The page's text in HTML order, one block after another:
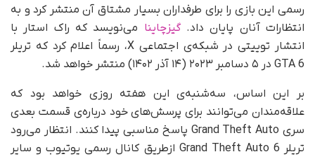
رسمی این بازی را برای طرفداران بسیار مشتاق آن منتشر کرد و به
انتظارات آنان پایان داد.گیزچاینا می‌نویسد که راک استار با
انتشار توییتی در شبکه‌ی اجتماعی X، رسماً اعلام کرد که تریلر
GTA 6 در ۵ دسامبر ۲۰۲۳ (۱۴ آذر ۱۴۰۲) منتشر خواهد شد.
بر این اساس، سه‌شنبه‌ی این هفته‌ روزی خواهد بود که
علاقه‌مندان می‌توانند برای پرسش‌های خود درباره‌ی قسمت بعدی
سری Grand Theft Auto پاسخ مناسبی پیدا کنند. انتظار می‌رود
تریلر Grand Theft Auto 6 ازطریق کانال رسمی یوتیوب و سایر